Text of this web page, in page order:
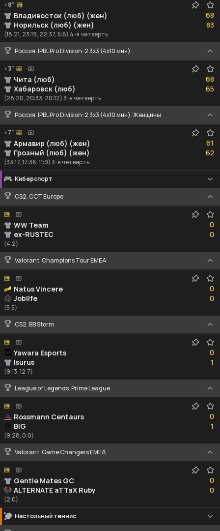
<8"
Владивосток (люб) (жен)
Норильск (люб) (жен)
68
68
83
83
(18:21, 23:19, 22:37, 5:6) 4-я четверть
Россия. IPBL Pro Division-2 3x3 (4x10 мин)
<3"
Чита (люб)
Хабаровск (люб)
68
68
65
65
(28:20, 20:33, 20:12) 3-я четверть
Россия. IPBL Pro Division-2 3x3 (4x10 мин). Женщины
<7"
Армавир (люб) (жен)
Грозный (люб) (жен)
61
61
62
62
(33:17, 17:36, 11:9) 3-я четверть
Киберспорт
CS2. CCT Europe
WW Team
ex-RUSTEC
0
0
0
0
(4:2)
Valorant. Champions Tour EMEA
Natus Vincere
Joblife
0
0
0
0
(5:5)
CS2. BB Storm
Yawara Esports
Isurus
0
0
1
1
(9:13, 12:7)
League of Legends. Prime League
Rossmann Centaurs
BIG
0
0
1
1
(9:28, 0:0)
Valorant. Game Changers EMEA
Gentle Mates GC
ALTERNATE aTTaX Ruby
0
0
0
0
(2:0)
Настольный теннис